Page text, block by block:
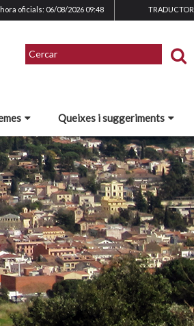
oficials: 06/08/2026 09:48 TRADUCTOR
Queixes i suggeriments